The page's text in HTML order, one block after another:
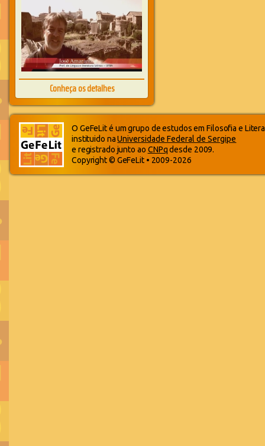
Conheça os detalhes
O GeFeLit é um grupo de estudos em Filosofia e
instituido naUniversidade Federal de Sergipe
e registrado junto ao CNPqdesde 2009.
Copyright © GeFeLit • 2009-2026